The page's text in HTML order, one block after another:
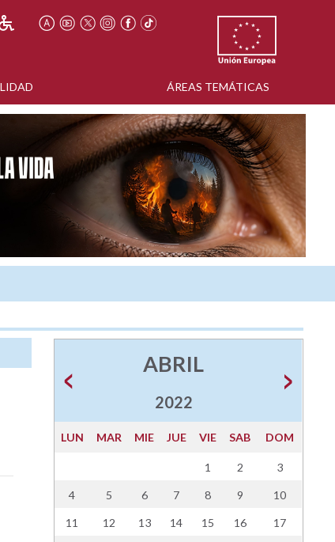
ÁREAS TEMÁTICAS
ABRIL
2022
LUN MAR MIE JUE VIE SAB DOM
1 2 3
4 5 6 7 8 9 10
11 12 13 14 15 16 17